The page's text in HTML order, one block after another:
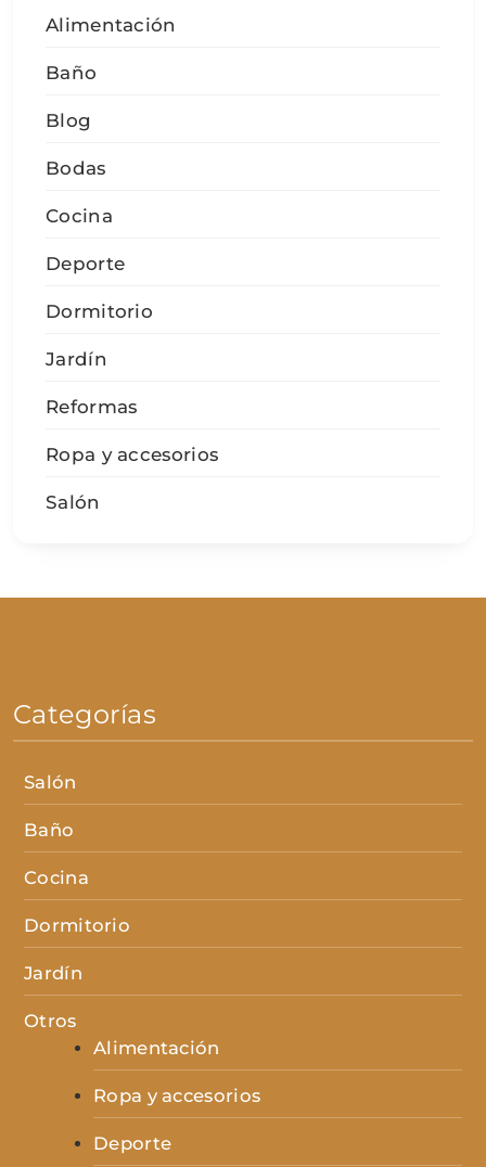
Alimentación
Baño
Blog
Bodas
Cocina
Deporte
Dormitorio
Jardín
Reformas
Ropa y accesorios
Salón
Categorías
Salón
Baño
Cocina
Dormitorio
Jardín
Otros
Alimentación
Ropa y accesorios
Deporte